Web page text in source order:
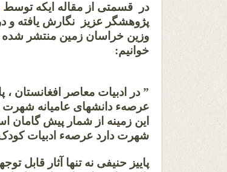
در قسمتی از مقاله ایکه توسط
وزین خراسان زمین منتشر
” در ادبیات معاصر افغانستان ،
عرصهء دانشهای عامیانه شهرت
این زمینه از شمار پیش گامان
شهرت دارد عرصهء
پاییز حنیفی نه تنها آثار قابل